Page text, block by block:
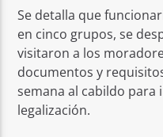
Se detalla que
en cinco grupos, se
visitaron a los
documentos y
semana al cabildo para
legalización.